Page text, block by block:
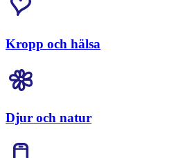
Kropp och hälsa
Djur och natur